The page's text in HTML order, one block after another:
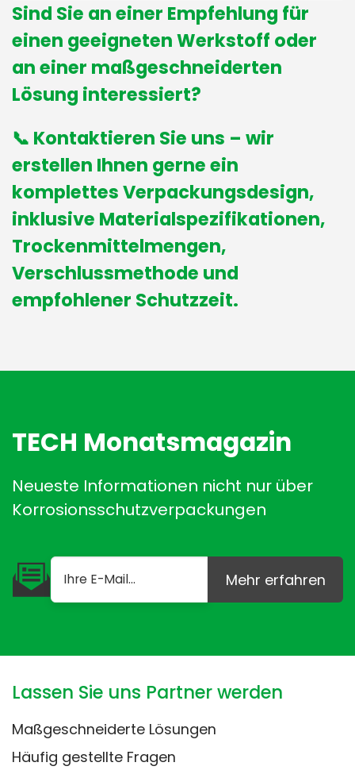
Sind Sie an einer Empfehlung für
einen geeigneten Werkstoff oder
an einer maßgeschneiderten
Lösung interessiert?
📞 Kontaktieren Sie uns – wir
erstellen Ihnen gerne ein
komplettes Verpackungsdesign,
inklusive Materialspezifikationen,
Trockenmittelmengen,
Verschlussmethode und
empfohlener Schutzzeit.
TECH Monatsmagazin
Neueste Informationen nicht nur über
Korrosionsschutzverpackungen
Mehr erfahren
Lassen Sie uns Partner werden
Maßgeschneiderte Lösungen
Häufig gestellte Fragen